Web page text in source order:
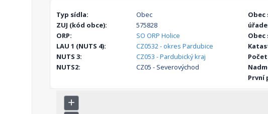
Typ sídla:
Obec
ZUJ (kód obce):
575828
ORP:
SO ORP Holice
LAU 1 (NUTS 4):
CZ0532 - okres Pardubice
NUTS 3:
CZ053 - Pardubický kraj
NUTS2:
CZ05 - Severovýchod
Obec
První